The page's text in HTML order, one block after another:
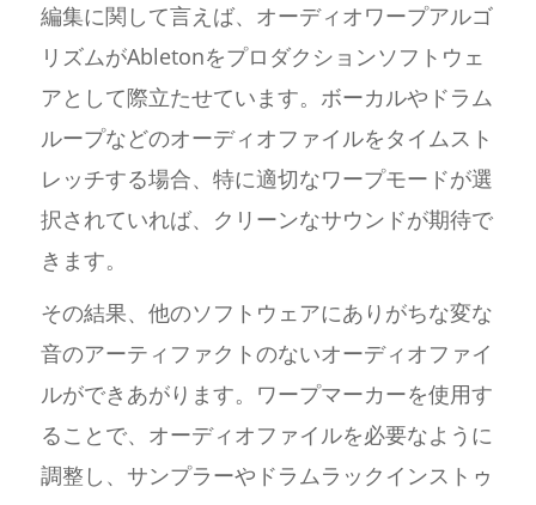
編集に関して言えば、オーディオワープアルゴ
リズムがAbletonをプロダクションソフトウェ
アとして際立たせています。ボーカルやドラム
ループなどのオーディオファイルをタイムスト
レッチする場合、特に適切なワープモードが選
択されていれば、クリーンなサウンドが期待で
きます。
その結果、他のソフトウェアにありがちな変な
音のアーティファクトのないオーディオファイ
ルができあがります。ワープマーカーを使用す
ることで、オーディオファイルを必要なように
調整し、サンプラーやドラムラックインストゥ